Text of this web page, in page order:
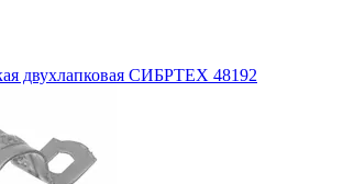
двухлапковая СИБРТЕХ 48192